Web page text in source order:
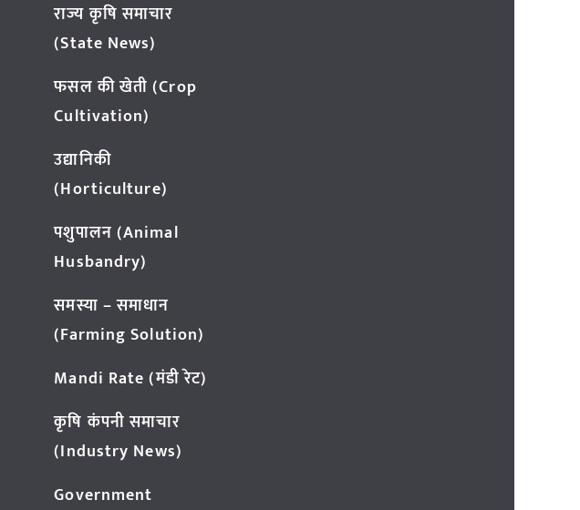
राज्य कृषि समाचार
(State News)
फसल की खेती (Crop
Cultivation)
उद्यानिकी
(Horticulture)
पशुपालन (Animal
Husbandry)
समस्या – समाधान
(Farming Solution)
Mandi Rate (मंडी रेट)
कृषि कंपनी समाचार
(Industry News)
Government